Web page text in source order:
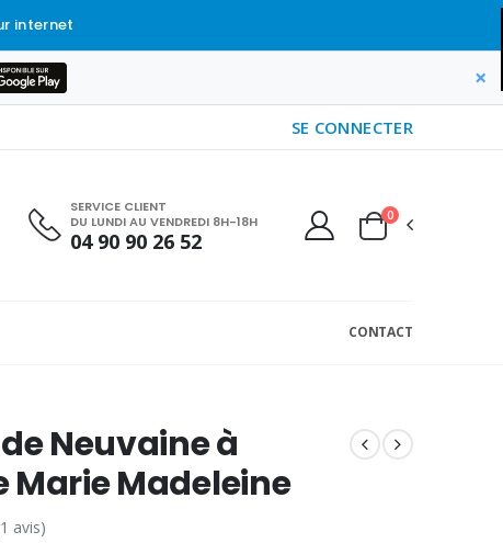
internet
×
SE CONNECTER
SERVICE CLIENT
DU LUNDI AU VENDREDI 8H-18H
04 90 90 26 52
0
CONTACT
Neuvaine à
Marie Madeleine
avis)